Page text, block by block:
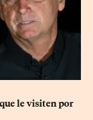
le visiten por